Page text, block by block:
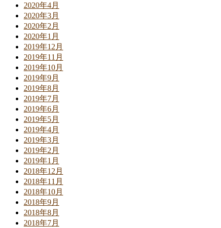
2020年4月
2020年3月
2020年2月
2020年1月
2019年12月
2019年11月
2019年10月
2019年9月
2019年8月
2019年7月
2019年6月
2019年5月
2019年4月
2019年3月
2019年2月
2019年1月
2018年12月
2018年11月
2018年10月
2018年9月
2018年8月
2018年7月